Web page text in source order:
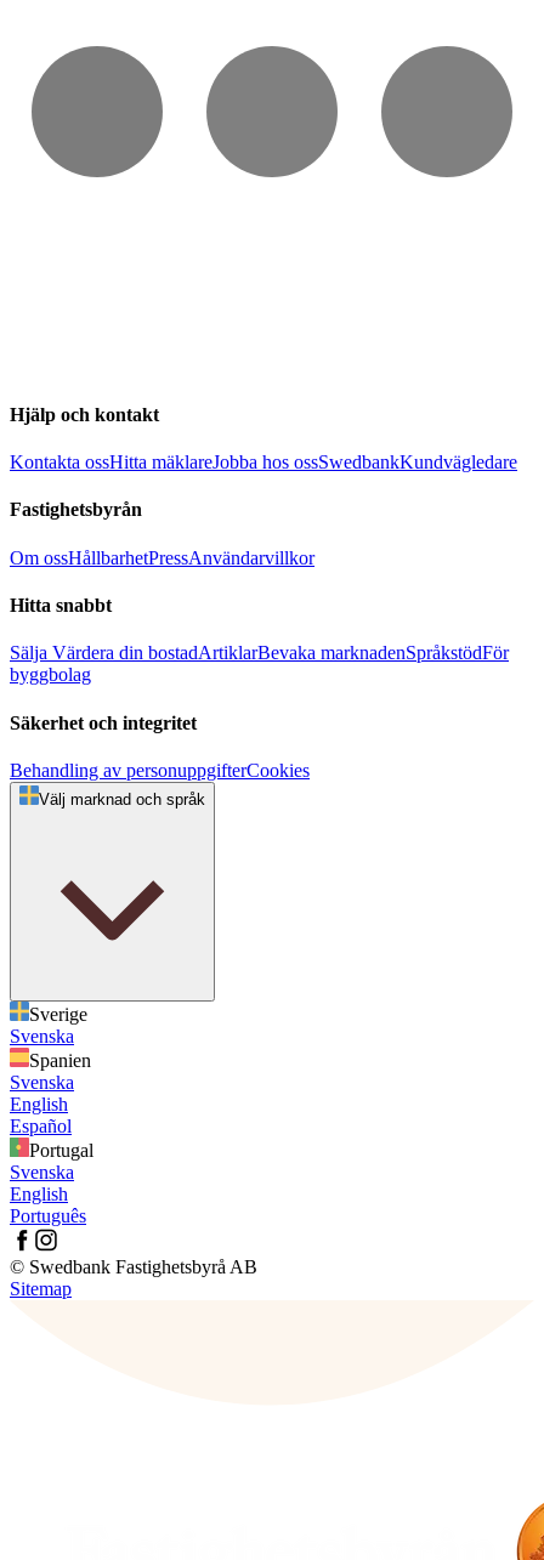
Hjälp och kontakt
Kontakta ossHitta mäklareJobba hos ossSwedbankKundvägledare
Fastighetsbyrån
Om ossHållbarhetPressAnvändarvillkor
Hitta snabbt
Sälja Värdera din bostadArtiklarBevaka marknadenSpråkstödFör
byggbolag
Säkerhet och integritet
Behandling av personuppgifterCookies
Välj marknad och språk
Sverige
Svenska
Spanien
Svenska
English
Español
Portugal
Svenska
English
Português
© Swedbank Fastighetsbyrå AB
Sitemap